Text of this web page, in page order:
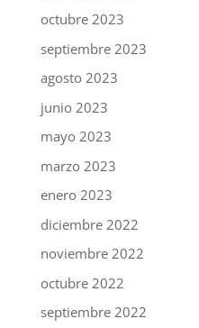
octubre 2023
septiembre 2023
agosto 2023
junio 2023
mayo 2023
marzo 2023
enero 2023
diciembre 2022
noviembre 2022
octubre 2022
septiembre 2022